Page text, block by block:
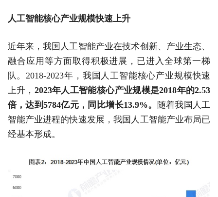
人工智能核心产业规模快速上升
近年来，我国人工智能产业在技术创新、产业生态、
融合应用等方面取得积极进展，已进入全球第一梯
队。2018-2023年，我国人工智能核心产业规模快速
上升， 2023年人工智能核心产业规模是2018年的2.53
倍，达到5784亿元，同比增长13.9%。
随着我国人工
智能产业进程的快速发展，我国人工智能产业布局已
经基本形成。